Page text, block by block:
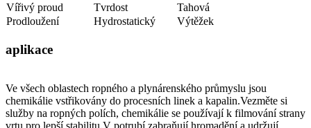
Vířivý proud
Tvrdost
Tahová
Prodloužení
Hydrostatický Výtěžek
aplikace
Ve všech oblastech ropného a plynárenského průmyslu jsou
chemikálie vstřikovány do procesních linek a kapalin.Vezměte si
služby na ropných polích, chemikálie se používají k filmování strany
vrtu pro lepší stabilitu.V potrubí zabraňují hromadění a udržují